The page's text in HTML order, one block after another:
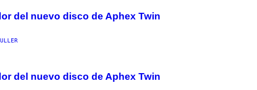
del nuevo disco de Aphex Twin
del nuevo disco de Aphex Twin